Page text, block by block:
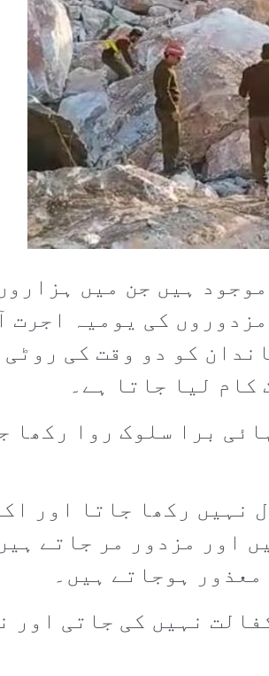
ہیں جن میں
کی یومیہ اجرت
کو دو وقت کی
لیا جاتا ہے۔
برا سلوک روا رکھا
نہیں رکھا جاتا اور
اور مزدور مر جاتے
ہوجاتے ہیں۔
نہیں کی جاتی اور